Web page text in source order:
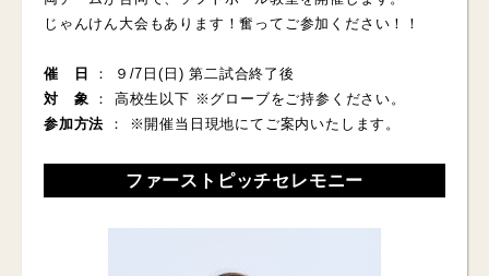
じゃんけん大会もあります！奮ってご参加ください！！
催 日 ： ９/7日(日) 第二試合終了後
対 象 ： 高校生以下 ※グローブをご持参ください。
参加方法 ： ※開催当日現地にてご案内いたします。
ファーストピッチセレモニー